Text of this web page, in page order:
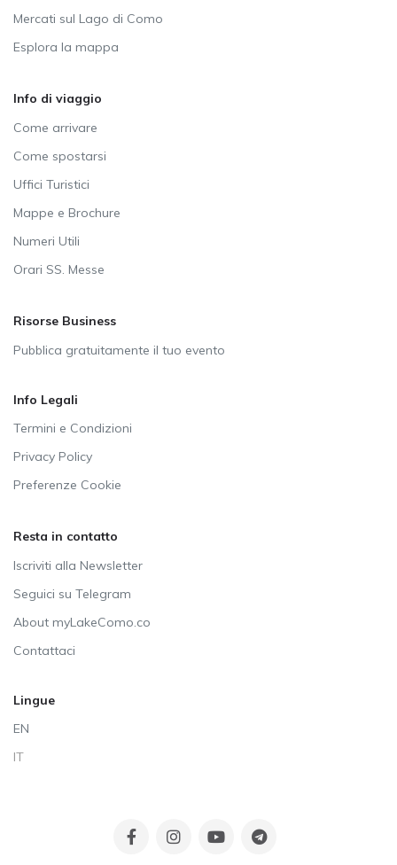
Mercati sul Lago di Como
Esplora la mappa
Info di viaggio
Come arrivare
Come spostarsi
Uffici Turistici
Mappe e Brochure
Numeri Utili
Orari SS. Messe
Risorse Business
Pubblica gratuitamente il tuo evento
Info Legali
Termini e Condizioni
Privacy Policy
Preferenze Cookie
Resta in contatto
Iscriviti alla Newsletter
Seguici su Telegram
About myLakeComo.co
Contattaci
Lingue
EN
IT